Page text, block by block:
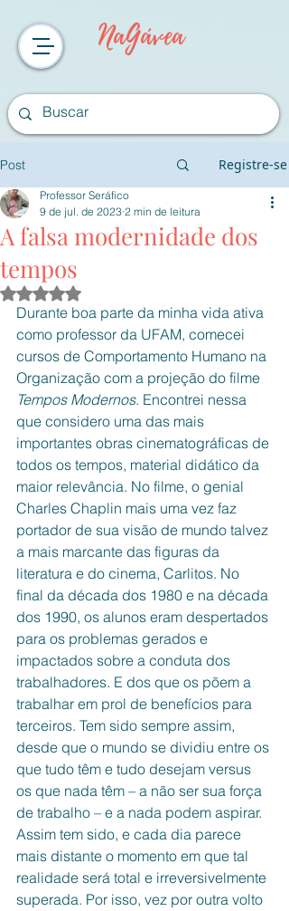
NaGávea
Post Registre-se
A falsa modernidade dos
tempos
Professor Seráfico
9 de jul. de 2023 2 min de leitura
Avaliado com NaN de 5 estrelas.
Durante boa parte da minha vida ativa
como professor da UFAM, comecei
cursos de Comportamento Humano na
Organização com a projeção do filme
Tempos Modernos. Encontrei nessa
que considero uma das mais
importantes obras cinematográficas de
todos os tempos, material didático da
maior relevância. No filme, o genial
Charles Chaplin mais uma vez faz
portador de sua visão de mundo talvez
a mais marcante das figuras da
literatura e do cinema, Carlitos. No
final da década dos 1980 e na década
dos 1990, os alunos eram despertados
para os problemas gerados e
impactados sobre a conduta dos
trabalhadores. E dos que os põem a
trabalhar em prol de benefícios para
terceiros. Tem sido sempre assim,
desde que o mundo se dividiu entre os
que tudo têm e tudo desejam versus
os que nada têm – a não ser sua força
de trabalho – e a nada podem aspirar.
Assim tem sido, e cada dia parece
mais distante o momento em que tal
realidade será total e irreversivelmente
superada. Por isso, vez por outra volto